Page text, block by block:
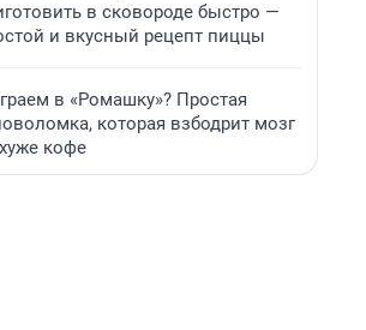
в сковороде быстро —
и вкусный рецепт пиццы
в «Ромашку»? Простая
которая взбодрит мозг
кофе